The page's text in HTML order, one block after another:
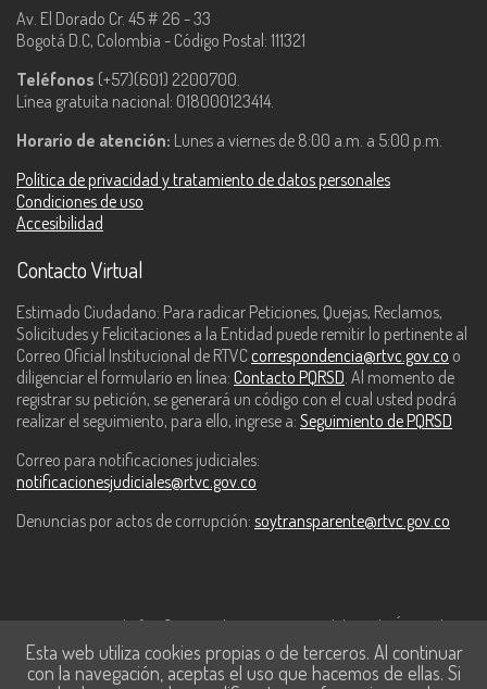
Av. El Dorado Cr. 45 # 26 - 33
Bogotá D.C, Colombia - Código Postal: 111321
Teléfonos (+57)(601) 2200700.
Línea gratuita nacional: 018000123414.
Horario de atención: Lunes a viernes de 8:00 a.m. a 5:00 p.m.
Política de privacidad y tratamiento de datos personales
Condiciones de uso
Accesibilidad
Contacto Virtual
Estimado Ciudadano: Para radicar Peticiones, Quejas, Reclamos,
Solicitudes y Felicitaciones a la Entidad puede remitir lo pertinente al
Correo Oficial Institucional de RTVC correspondencia@rtvc.gov.co o
diligenciar el formulario en línea: Contacto PQRSD. Al momento de
registrar su petición, se generará un código con el cual usted podrá
realizar el seguimiento, para ello, ingrese a: Seguimiento de PQRSD
Correo para notificaciones judiciales:
notificacionesjudiciales@rtvc.gov.co
Denuncias por actos de corrupción: soytransparente@rtvc.gov.co
Este contenido fue financiado con recursos del Fondo Único de
Tecnologías de la Información y las Comunicaciones de MinTic.
Esta web utiliza cookies propias o de terceros. Al continuar
con la navegación, aceptas el uso que hacemos de ellas. Si